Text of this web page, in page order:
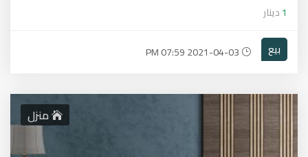
1دينار
بيع
منزل